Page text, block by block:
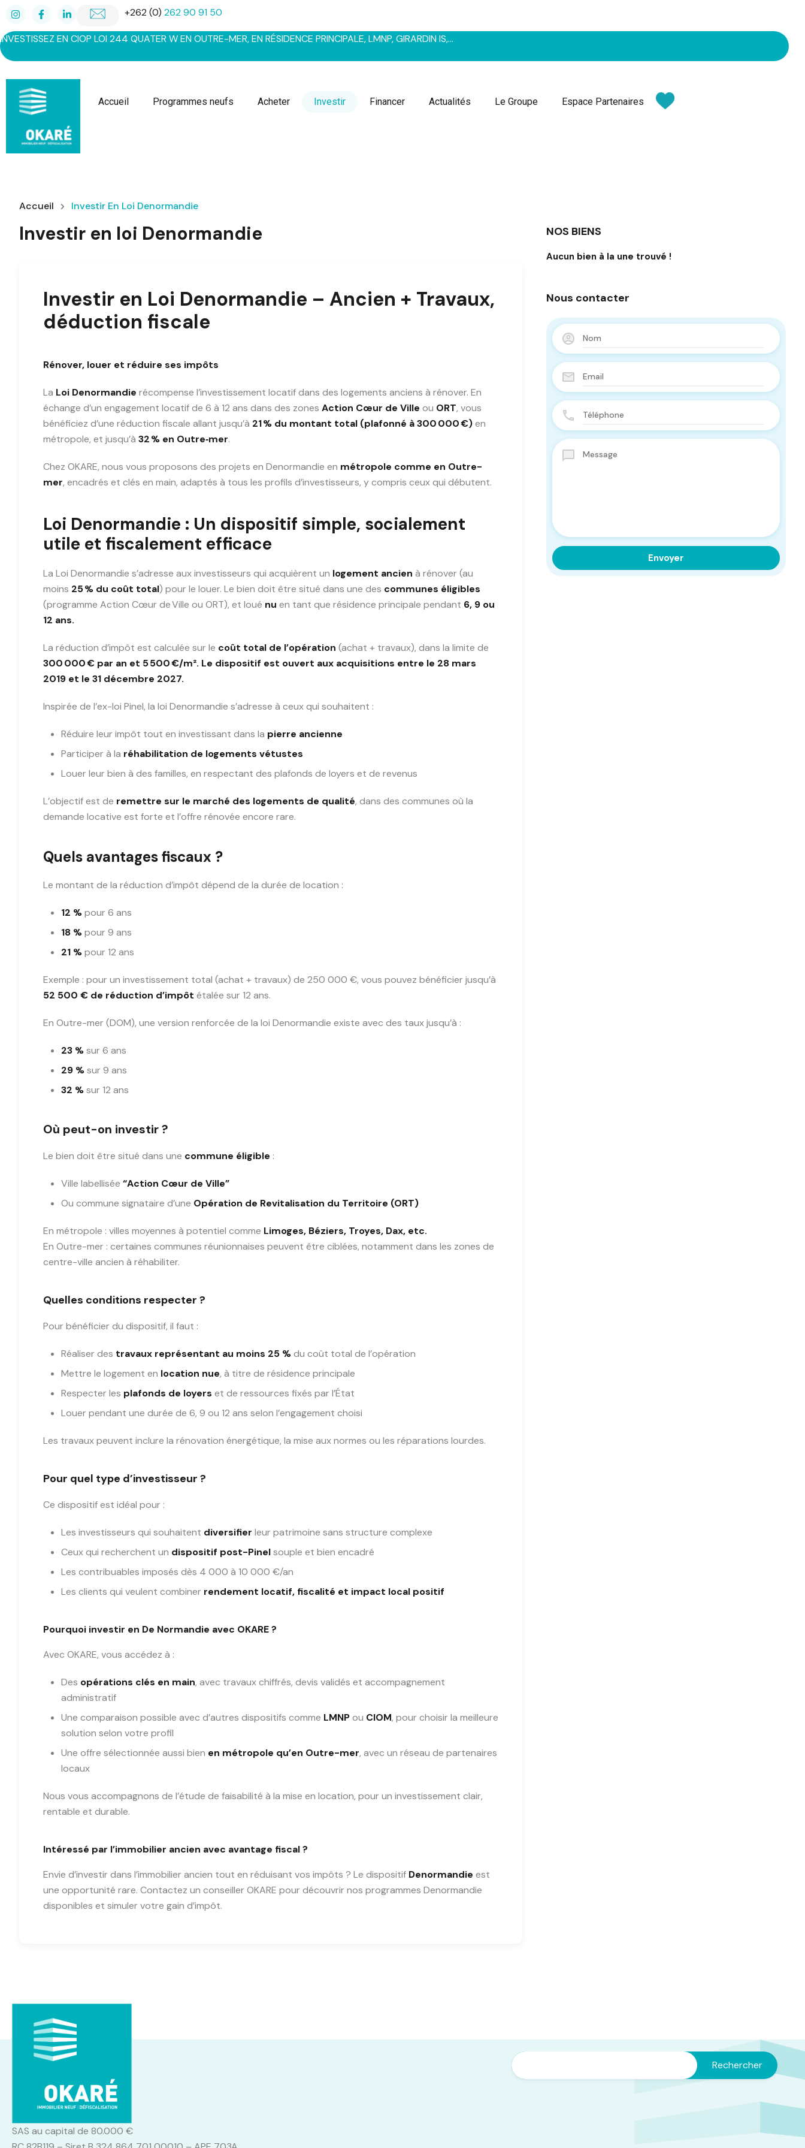
+262 (0) 262 90 91 50
INVESTISSEZ EN CIOP LOI 244 QUATER W EN OUTRE-MER, EN RÉSIDENCE PRINCIPALE, LMNP, GIRARDIN IS,…
Accueil Programmes neufs Acheter Investir Financer Actualités Le Groupe Espace Partenaires
Accueil Investir En Loi Denormandie
Investir en loi Denormandie
Investir en Loi Denormandie – Ancien + Travaux,
déduction fiscale
Rénover, louer et réduire ses impôts
La Loi Denormandie récompense l’investissement locatif dans des logements anciens à rénover. En
échange d’un engagement locatif de 6 à 12 ans dans des zones Action Cœur de Ville ou ORT, vous
bénéficiez d’une réduction fiscale allant jusqu’à 21 % du montant total (plafonné à 300 000 €)en
métropole, et jusqu’à 32 % en Outre‑mer.
Chez OKARE, nous vous proposons des projets en Denormandie en métropole comme en Outre-
mer, encadrés et clés en main, adaptés à tous les profils d’investisseurs, y compris ceux qui débutent.
Loi Denormandie : Un dispositif simple, socialement
utile et fiscalement efficace
La Loi Denormandie s’adresse aux investisseurs qui acquièrent un logement ancien à rénover (au
moins 25 % du coût total) pour le louer. Le bien doit être situé dans une des communes éligibles
(programme Action Cœur de Ville ou ORT), et loué nu en tant que résidence principale pendant 6, 9 ou
12 ans.
La réduction d’impôt est calculée sur le coût total de l’opération (achat + travaux), dans la limite de
300 000 € par an et 5 500 €/m². Le dispositif est ouvert aux acquisitions entre le 28 mars
2019 et le 31 décembre 2027.
Inspirée de l’ex-loi Pinel, la loi Denormandie s’adresse à ceux qui souhaitent :
Réduire leur impôt tout en investissant dans la pierre ancienne
Participer à la réhabilitation de logements vétustes
Louer leur bien à des familles, en respectant des plafonds de loyers et de revenus
L’objectif est de remettre sur le marché des logements de qualité, dans des communes où la
demande locative est forte et l’offre rénovée encore rare.
Quels avantages fiscaux ?
Le montant de la réduction d’impôt dépend de la durée de location :
12 %pour 6 ans
18 %pour 9 ans
21 %pour 12 ans
Exemple : pour un investissement total (achat + travaux) de 250 000 €, vous pouvez bénéficier jusqu’à
52 500 € de réduction d’impôt étalée sur 12 ans.
En Outre-mer (DOM), une version renforcée de la loi Denormandie existe avec des taux jusqu’à :
23 %sur 6 ans
29 %sur 9 ans
32 %sur 12 ans
Où peut-on investir ?
Le bien doit être situé dans une commune éligible :
Ville labellisée “Action Cœur de Ville”
Ou commune signataire d’une Opération de Revitalisation du Territoire (ORT)
En métropole : villes moyennes à potentiel comme Limoges, Béziers, Troyes, Dax, etc.
En Outre-mer : certaines communes réunionnaises peuvent être ciblées, notamment dans les zones de
centre-ville ancien à réhabiliter.
Quelles conditions respecter ?
Pour bénéficier du dispositif, il faut :
Réaliser des travaux représentant au moins 25 %du coût total de l’opération
Mettre le logement en location nue, à titre de résidence principale
Respecter les plafonds de loyers et de ressources fixés par l’État
Louer pendant une durée de 6, 9 ou 12 ans selon l’engagement choisi
Les travaux peuvent inclure la rénovation énergétique, la mise aux normes ou les réparations lourdes.
Pour quel type d’investisseur ?
Ce dispositif est idéal pour :
Les investisseurs qui souhaitent diversifier leur patrimoine sans structure complexe
Ceux qui recherchent un dispositif post-Pinelsouple et bien encadré
Les contribuables imposés dès 4 000 à 10 000 €/an
Les clients qui veulent combiner rendement locatif, fiscalité et impact local positif
Pourquoi investir en De Normandie avec OKARE ?
Avec OKARE, vous accédez à :
Des opérations clés en main, avec travaux chiffrés, devis validés et accompagnement
administratif
Une comparaison possible avec d’autres dispositifs comme LMNPou CIOM, pour choisir la meilleure
solution selon votre profil
Une offre sélectionnée aussi bien en métropole qu’en Outre-mer, avec un réseau de partenaires
locaux
Nous vous accompagnons de l’étude de faisabilité à la mise en location, pour un investissement clair,
rentable et durable.
Intéressé par l’immobilier ancien avec avantage fiscal ?
Envie d’investir dans l’immobilier ancien tout en réduisant vos impôts ? Le dispositif Denormandie est
une opportunité rare. Contactez un conseiller OKARE pour découvrir nos programmes Denormandie
disponibles et simuler votre gain d’impôt.
NOS BIENS
Aucun bien à la une trouvé !
Nous contacter
SAS au capital de 80.000 €